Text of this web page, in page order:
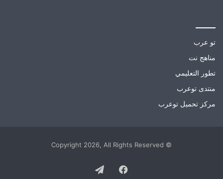
تو عرب
مناهج نت
تطور التعليمي
منتدى توعرب
مركز تحميل توعرب
© Copyright 2026, All Rights Reserved
Facebook
Telegram